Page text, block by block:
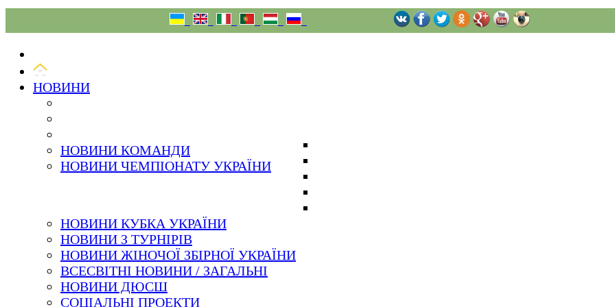
НОВИНИ
НОВИНИ КОМАНДИ
НОВИНИ ЧЕМПІОНАТУ УКРАЇНИ
НОВИНИ КУБКА УКРАЇНИ
НОВИНИ З ТУРНІРІВ
НОВИНИ ЖІНОЧОЇ ЗБІРНОЇ УКРАЇНИ
ВСЕСВІТНІ НОВИНИ / ЗАГАЛЬНІ
НОВИНИ ДЮСШ
СОЦІАЛЬНІ ПРОЕКТИ